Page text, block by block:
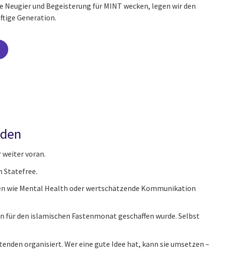
Neugier und Begeisterung für MINT wecken, legen wir den
Generation.
weiter voran.
Statefree.
wie Mental Health oder wertschätzende Kommunikation
für den islamischen Fastenmonat geschaffen wurde. Selbst
organisiert. Wer eine gute Idee hat, kann sie umsetzen –